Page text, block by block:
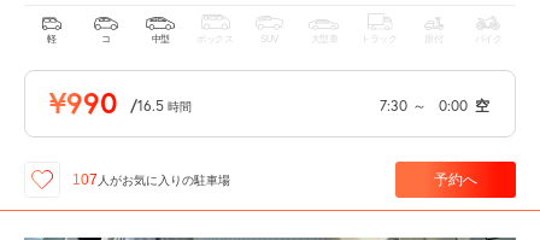
軽 コ 中型 ボックス SUV 大型車 トラック 原付 バイク
¥990 /16.5 時間 7:30 ～ 0:00 空
107 人がお気に入りの駐車場 予約へ